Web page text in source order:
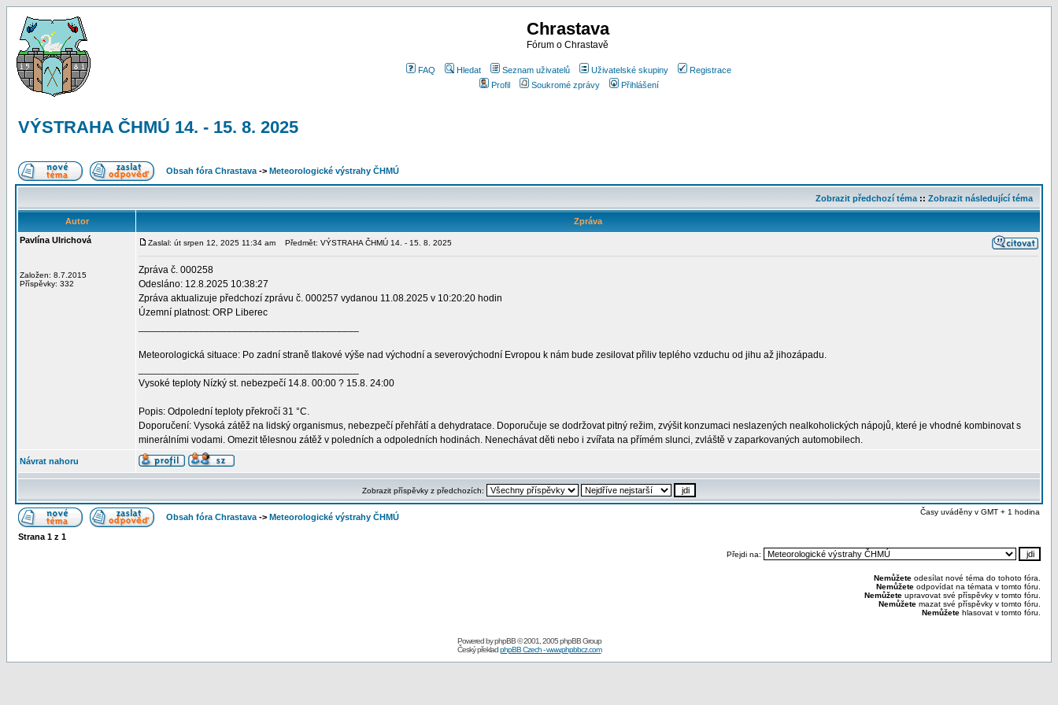
Chrastava
Fórum o Chrastavě
FAQ Hledat Seznam uživatelů Uživatelské skupiny
Registrace
Profil
Soukromé zprávy Přihlášení
VÝSTRAHA ČHMÚ 14. - 15. 8. 2025
Obsah fóra Chrastava -> Meteorologické výstrahy ČHMÚ
Zobrazit předchozí téma :: Zobrazit následující téma
Autor
Zpráva
Pavlína Ulrichová
Založen: 8.7.2015
Příspěvky: 332
Zaslal: út srpen 12, 2025 11:34 am Předmět: VÝSTRAHA ČHMÚ 14. - 15. 8. 2025
Zpráva č. 000258
Odesláno: 12.8.2025 10:38:27
Zpráva aktualizuje předchozí zprávu č. 000257 vydanou 11.08.2025 v 10:20:20 hodin
Územní platnost: ORP Liberec
Meteorologická situace: Po zadní straně tlakové výše nad východní a severovýchodní Evropou k nám bude zesilovat přiliv teplého vzduchu od jihu až jihozápadu.
Vysoké teploty Nízký st. nebezpečí 14.8. 00:00 ? 15.8. 24:00
Popis: Odpolední teploty překročí 31 °C.
Doporučení: Vysoká zátěž na lidský organismus, nebezpečí přehřátí a dehydratace. Doporučuje se dodržovat pitný režim, zvýšit konzumaci neslazených nealkoholických nápojů, které je vhodné kombinovat s
minerálními vodami. Omezit tělesnou zátěž v poledních a odpoledních hodinách. Nenechávat děti nebo i zvířata na přímém slunci, zvláště v zaparkovaných automobilech.
Návrat nahoru
Zobrazit příspěvky z předchozích:
Obsah fóra Chrastava -> Meteorologické výstrahy ČHMÚ
Časy uváděny v GMT + 1 hodina
Strana 1 z 1
Přejdi na:
Nemůžete odesílat nové téma do tohoto fóra.
Nemůžete odpovídat na témata v tomto fóru.
Nemůžete upravovat své příspěvky v tomto fóru.
Nemůžete mazat své příspěvky v tomto fóru.
Nemůžete hlasovat v tomto fóru.
Powered byphpBB© 2001, 2005 phpBB Group
Český překladphpBB Czech - www.phpbbcz.com